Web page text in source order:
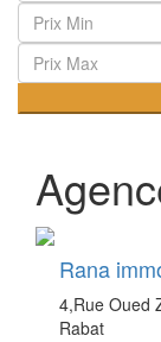
Rana
4,Rue Oued
Rabat